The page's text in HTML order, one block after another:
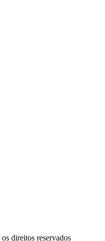
direitos reservados